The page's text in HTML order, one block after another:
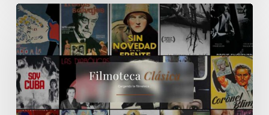
La
Filmoteca
Clásica
de
Sebastián
de